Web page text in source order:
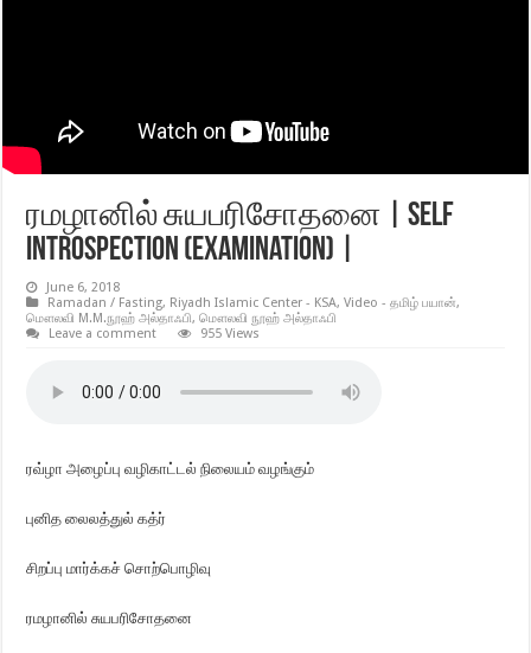
ரமழானில் சுயபரிசோதனை | Self
Introspection (Examination) |
June 6, 2018
Ramadan / Fasting, Riyadh Islamic Center - KSA,Video - தமிழ் பயான்,
மௌலவி M.M.நூஹ் அல்தாஃபி,மௌலவி நூஹ் அல்தாஃபி
Leave a comment
955 Views
ரவ்ழா அழைப்பு வழிகாட்டல் நிலையம் வழங்கும்
புனித லைலத்துல் கத்ர்
சிறப்பு மார்க்கச் சொற்பொழிவு
ரமழானில் சுயபரிசோதனை